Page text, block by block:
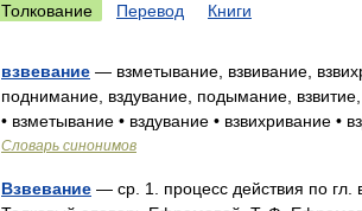
Толкование Перевод Книги
взвевание — взметывание, взвивание,
поднимание, вздувание, подымание,
• взметывание • вздувание • взвихривание •
Словарь синонимов
Взвевание — ср. 1. процесс действия по гл.